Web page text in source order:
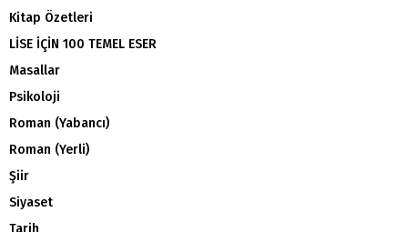
Kitap Özetleri
LİSE İÇİN 100 TEMEL ESER
Masallar
Psikoloji
Roman (Yabancı)
Roman (Yerli)
Şiir
Siyaset
Tarih